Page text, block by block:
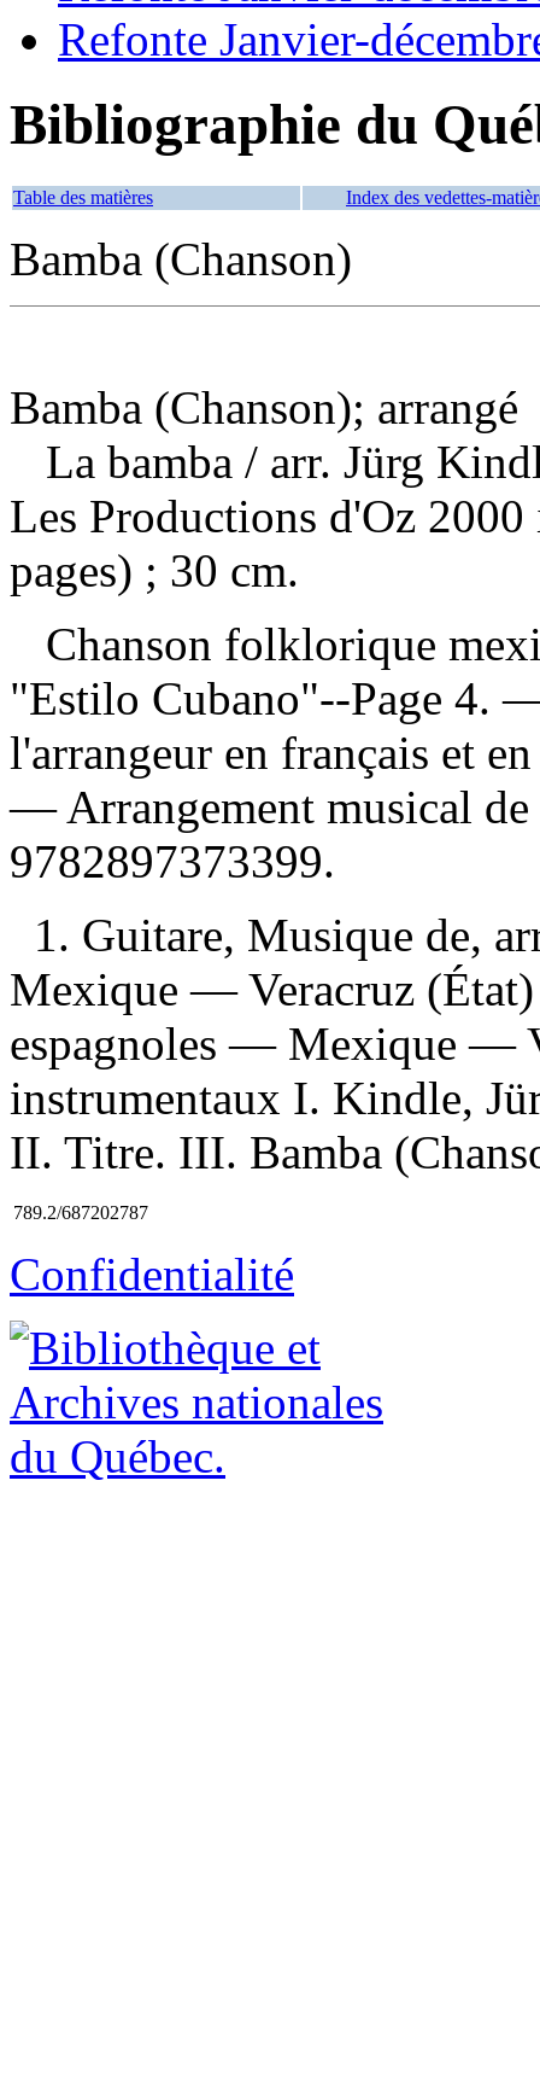
Refonte Janvier-
Bibliographie du
Table des matières Index des vedettes-
Bamba (Chanson)
Bamba (Chanson); arrangé
La bamba / arr. Jürg
Les Productions d'Oz
pages) ; 30 cm.
Chanson folklorique
"Estilo Cubano"--Page 4.
l'arrangeur en français et
—Arrangement musical
9782897373399.
1. Guitare, Musique de,
Mexique — Veracruz
espagnoles — Mexique —
instrumentaux I. Kindle,
II. Titre. III. Bamba
789.2/687202787
Confidentialité